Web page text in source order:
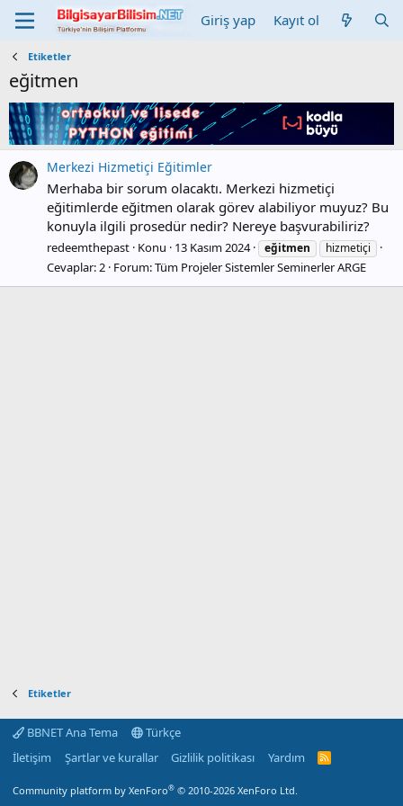
Giriş yap Kayıt ol
Etiketler
eğitmen
Merkezi Hizmetiçi Eğitimler
Merhaba bir sorum olacaktı. Merkezi hizmetiçi
eğitimlerde eğitmen olarak görev alabiliyor muyuz? Bu
konuyla ilgili prosedür nedir? Nereye başvurabiliriz?
redeemthepast Konu 13 Kasım 2024 eğitmen hizmetiçi
Cevaplar: 2 Forum:Tüm Projeler Sistemler Seminerler ARGE
Etiketler
BBNET Ana Tema
Türkçe
İletişim
Şartlar ve kurallar Gizlilik politikası Yardım
R
Community platform by XenForo® © 2010-2026 XenForo Ltd.